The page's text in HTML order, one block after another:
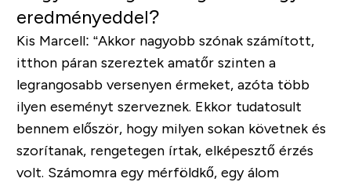
eredményeddel?
Kis Marcell: “Akkor nagyobb szónak számított,
itthon páran szereztek amatőr szinten a
legrangosabb versenyen érmeket, azóta több
ilyen eseményt szerveznek. Ekkor tudatosult
bennem először, hogy milyen sokan követnek és
szorítanak, rengetegen írtak, elképesztő érzés
volt. Számomra egy mérföldkő, egy álom